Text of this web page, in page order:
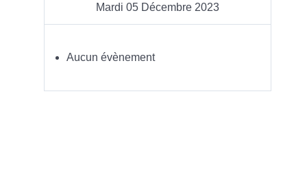
Mardi 05 Décembre 2023
Aucun évènement